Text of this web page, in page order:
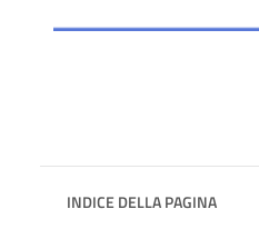
INDICE DELLA PAGINA